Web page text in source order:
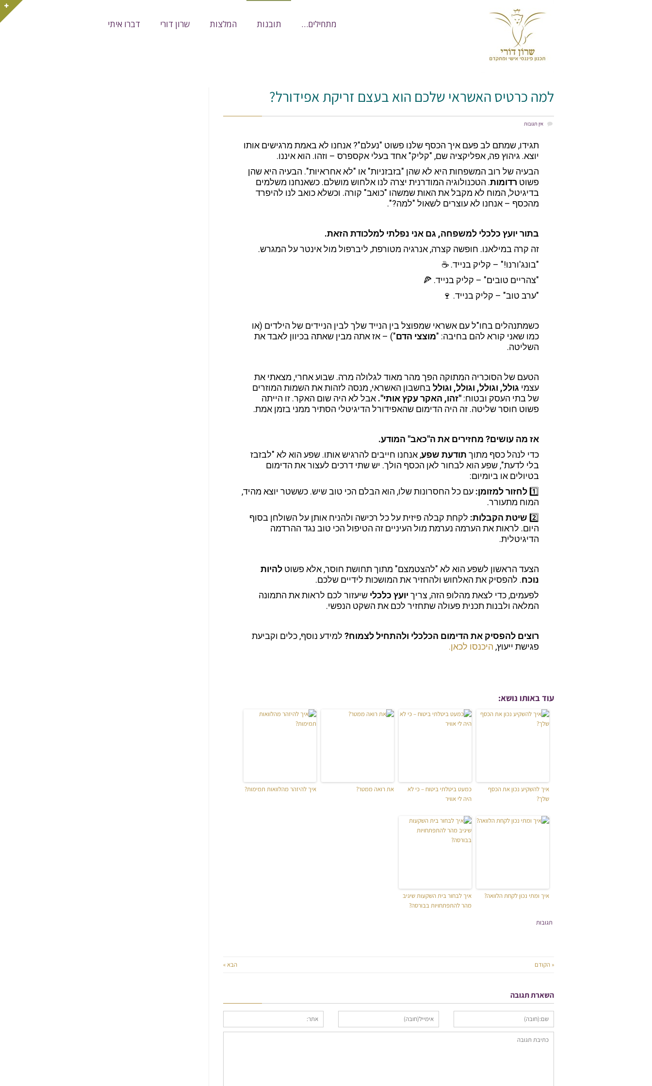
מתחילים… תובנות המלצות שרון דורי דברו איתי
למה כרטיס האשראי שלכם הוא בעצם זריקת אפידורל?
אין תגובות
תגידו, שמתם לב פעם איך הכסף שלנו פשוט "נעלם"? אנחנו לא באמת מרגישים אותו
יוצא. גיהוץ פה, אפליקציה שם, "קליק" אחד בעלי אקספרס – וזהו. הוא איננו.
הבעיה של רוב המשפחות היא לא שהן "בזבזניות" או "לא אחראיות". הבעיה היא שהן
פשוט רדומות. הטכנולוגיה המודרנית יצרה לנו אלחוש מושלם. כשאנחנו משלמים
בדיגיטל, המוח לא מקבל את האות שמשהו "כואב" קורה. וכשלא כואב לנו להיפרד
מהכסף – אנחנו לא עוצרים לשאול "למה?".
בתור יועץ כלכלי למשפחה, גם אני נפלתי למלכודת הזאת.
זה קרה במילאנו. חופשה קצרה, אנרגיה מטורפת, ליברפול מול אינטר על המגרש.
"בונג'ורנו!" – קליק בנייד. ☕
"צהריים טובים" – קליק בנייד. 🍕
"ערב טוב" – קליק בנייד. 🍷
כשמתנהלים בחו"ל עם אשראי שמפוצל בין הנייד שלך לבין הניידים של הילדים (או
כמו שאני קורא להם בחיבה: "מוצצי הדם") – אז אתה מבין שאתה בכיוון לאבד את
השליטה.
הטעם של הסוכריה המתוקה הפך מהר מאוד לגלולה מרה. שבוע אחרי, מצאתי את
עצמי גולל, וגולל, וגולל, וגולל בחשבון האשראי, מנסה לזהות את השמות המוזרים
של בתי העסק ובטוח:"זהו, האקר עקץ אותי". אבל לא היה שום האקר. זו הייתה
פשוט חוסר שליטה. זה היה הדימום שהאפידורל הדיגיטלי הסתיר ממני בזמן אמת.
אז מה עושים? מחזירים את ה"כאב" המודע.
כדי לנהל כסף מתוך תודעת שפע, אנחנו חייבים להרגיש אותו. שפע הוא לא "לבזבז
בלי לדעת", שפע הוא לבחור לאן הכסף הולך. יש שתי דרכים לעצור את הדימום
בטיולים או ביומיום:
1️⃣ לחזור למזומן: עם כל החסרונות שלו, הוא הבלם הכי טוב שיש. כששטר יוצא מהיד,
המוח מתעורר.
2️⃣ שיטת הקבלות: לקחת קבלה פיזית על כל רכישה ולהניח אותן על השולחן בסוף
היום. לראות את הערמה נערמת מול העיניים זה הטיפול הכי טוב נגד ההרדמה
הדיגיטלית.
הצעד הראשון לשפע הוא לא "להצטמצם" מתוך תחושת חוסר, אלא פשוטלהיות
נוכח. להפסיק את האלחוש ולהחזיר את המושכות לידיים שלכם.
לפעמים, כדי לצאת מהלופ הזה, צריך יועץ כלכלי שיעזור לכם לראות את התמונה
המלאה ולבנות תכנית פעולה שתחזיר לכם את השקט הנפשי.
רוצים להפסיק את הדימום הכלכלי ולהתחיל לצמוח? למידע נוסף, כלים וקביעת
פגישת ייעוץ, היכנסו לכאן.
עוד באותו נושא:
איך להשקיע נכון את הכסף
שלך?
כמעט ביטלתי ביטוח – כי לא
היה לי אוויר
את רואה ממטר? איך להיזהר מהלוואות תמימות?
איך ומתי נכון לקחת הלוואה?
איך לבחור בית השקעות שיגיב
מהר להתפתחויות בבורסה?
תגובות
« הקודם הבא »
השארת תגובה